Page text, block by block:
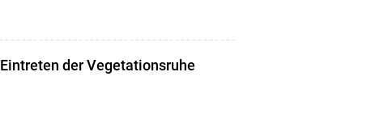
Eintreten der Vegetationsruhe